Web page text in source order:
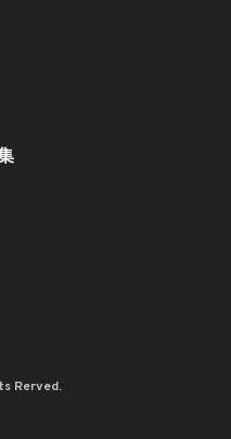
Rerved.